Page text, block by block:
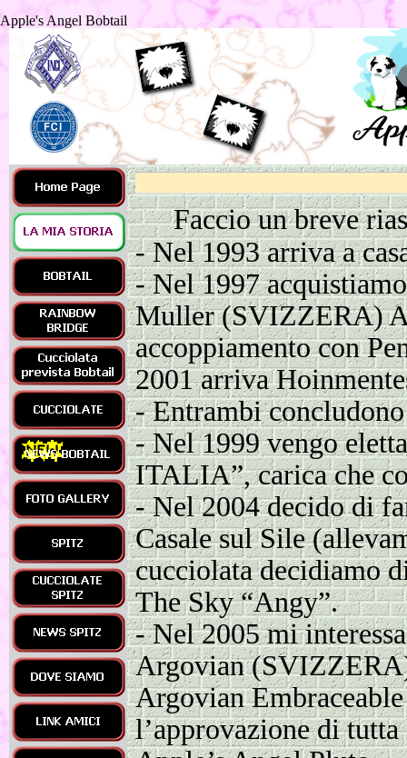
Apple's Angel Bobtail
Faccio un breve
-Nel 1993 arriva a
-Nel 1997
Muller (SVIZZERA)
accoppiamento con
2001 arriva
-Entrambi
-Nel 1999 vengo
ITALIA”, carica che
-Nel 2004 decido di
Casale sul Sile
cucciolata decidiamo
The Sky “Angy”.
-Nel 2005 mi
Argovian
Argovian
l’approvazione di